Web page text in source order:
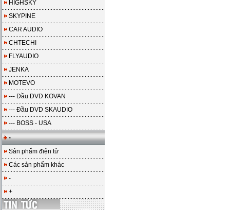
HIGHSKY
SKYPINE
CAR AUDIO
CHTECHI
FLYAUDIO
JENKA
MOTEVO
--- Đầu DVD KOVAN
--- Đầu DVD SKAUDIO
--- BOSS - USA
-
Sản phẩm điện tử
Các sản phẩm khác
-
+